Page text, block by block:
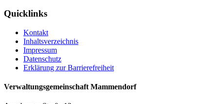
Quicklinks
Kontakt
Inhaltsverzeichnis
Impressum
Datenschutz
Erklärung zur Barrierefreiheit
Verwaltungsgemeinschaft Mammendorf